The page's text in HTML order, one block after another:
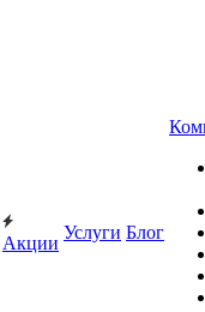
Акции
Услуги Блог